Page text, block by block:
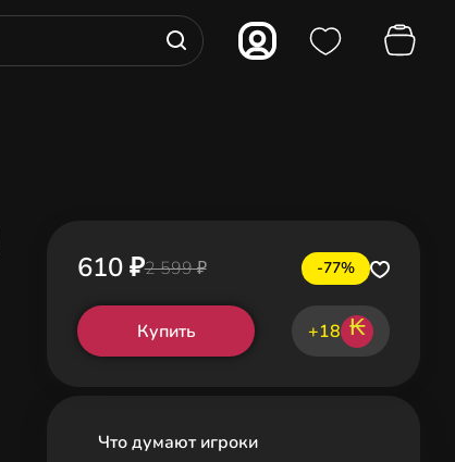
610 ₽2 599 ₽ -77%
Купить +18 ₭
Что думают игроки